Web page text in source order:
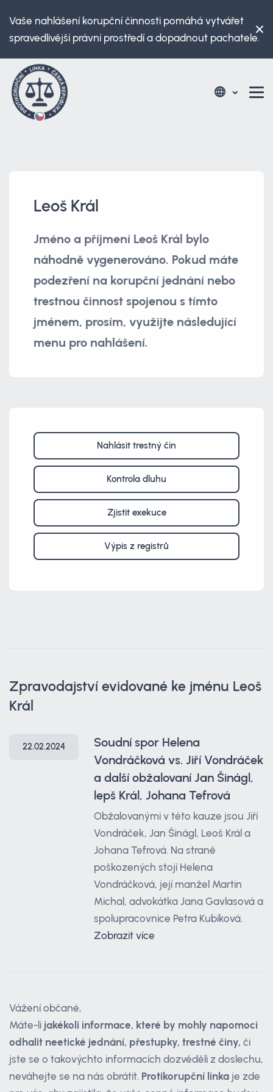
Vaše nahlášení korupční činnosti pomáhá vytvářet
spravedlivější právní prostředí a dopadnout pachatele.
Leoš Král
Jméno a příjmení Leoš Král bylo
náhodně vygenerováno. Pokud máte
podezření na korupční jednání nebo
trestnou činnost spojenou s tímto
jménem, prosím, využijte následující
menu pro nahlášení.
Nahlásit trestný čin
Kontrola dluhu
Zjistit exekuce
Výpis z registrů
Zpravodajství evidované ke jménu Leoš
Král
22.02.2024
Soudní spor Helena
Vondráčková vs. Jiří Vondráček
a další obžalovaní Jan Šinágl,
lepš Král, Johana Tefrová
Obžalovanými v této kauze jsou Jiří
Vondráček, Jan Šinágl, Leoš Král a
Johana Tefrová. Na straně
poškozených stojí Helena
Vondráčková, její manžel Martin
Michal, advokátka Jana Gavlasová a
spolupracovnice Petra Kubíková.
Zobrazit více
Vážení občané,
Máte-li jakékoli informace, které by mohly napomoci
odhalit neetické jednání, přestupky, trestné činy, či
jste se o takovýchto informacích dozvěděli z doslechu,
neváhejte se na nás obrátit. Protikorupční linka je zde